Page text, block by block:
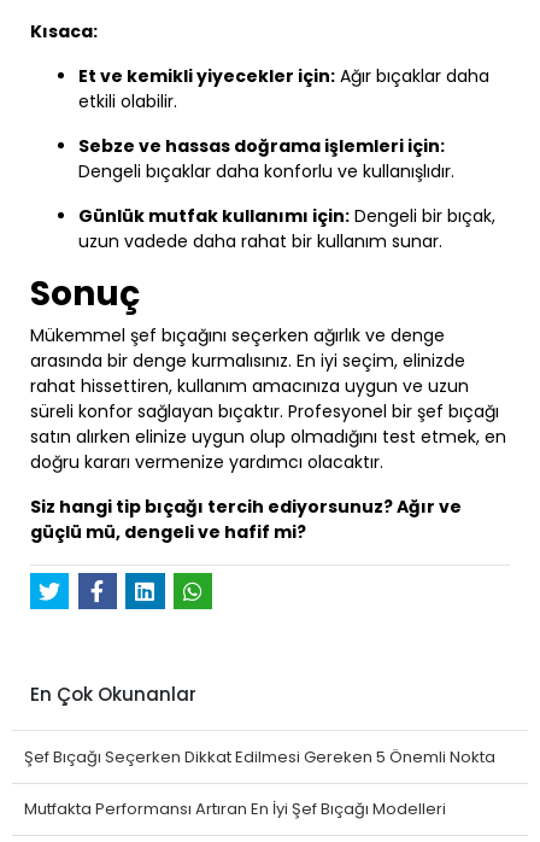
Kısaca:
Et ve kemikli yiyecekler için: Ağır bıçaklar daha
etkili olabilir.
Sebze ve hassas doğrama işlemleri için:
Dengeli bıçaklar daha konforlu ve kullanışlıdır.
Günlük mutfak kullanımı için: Dengeli bir bıçak,
uzun vadede daha rahat bir kullanım sunar.
Sonuç
Mükemmel şef bıçağını seçerken ağırlık ve denge
arasında bir denge kurmalısınız. En iyi seçim, elinizde
rahat hissettiren, kullanım amacınıza uygun ve uzun
süreli konfor sağlayan bıçaktır. Profesyonel bir şef bıçağı
satın alırken elinize uygun olup olmadığını test etmek, en
doğru kararı vermenize yardımcı olacaktır.
Siz hangi tip bıçağı tercih ediyorsunuz? Ağır ve
güçlü mü, dengeli ve hafif mi?
En Çok Okunanlar
Şef Bıçağı Seçerken Dikkat Edilmesi Gereken 5 Önemli Nokta
Mutfakta Performansı Artıran En İyi Şef Bıçağı Modelleri